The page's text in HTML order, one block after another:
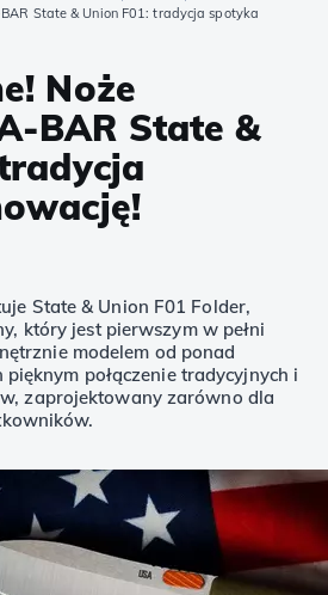
State & Union F01: tradycja spotyka
Noże
BAR State &
State & Union F01 Folder,
który jest pierwszym w pełni
modelem od ponad
pięknym połączenie tradycyjnych i
zaprojektowany zarówno dla